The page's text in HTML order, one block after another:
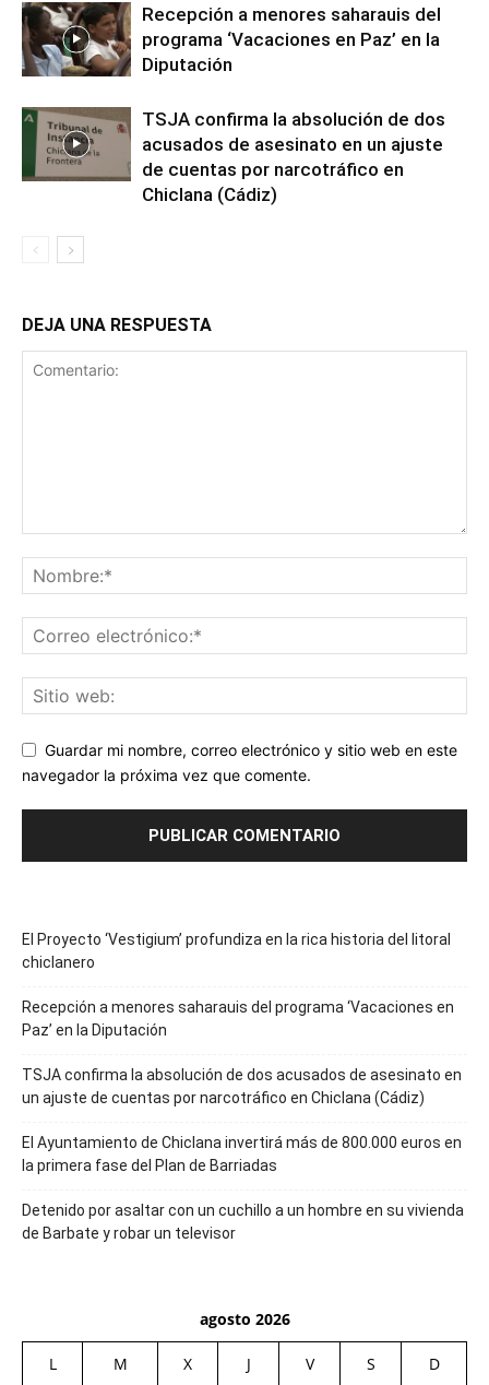
Recepción a menores saharauis del
programa ‘Vacaciones en Paz’ en la
Diputación
TSJA confirma la absolución de dos
acusados de asesinato en un ajuste
de cuentas por narcotráfico en
Chiclana (Cádiz)
DEJA UNA RESPUESTA
Guardar mi nombre, correo electrónico y sitio web en este
navegador la próxima vez que comente.
El Proyecto ‘Vestigium’ profundiza en la rica historia del litoral
chiclanero
Recepción a menores saharauis del programa ‘Vacaciones en
Paz’ en la Diputación
TSJA confirma la absolución de dos acusados de asesinato en
un ajuste de cuentas por narcotráfico en Chiclana (Cádiz)
El Ayuntamiento de Chiclana invertirá más de 800.000 euros en
la primera fase del Plan de Barriadas
Detenido por asaltar con un cuchillo a un hombre en su vivienda
de Barbate y robar un televisor
agosto 2026
L M X J V S D